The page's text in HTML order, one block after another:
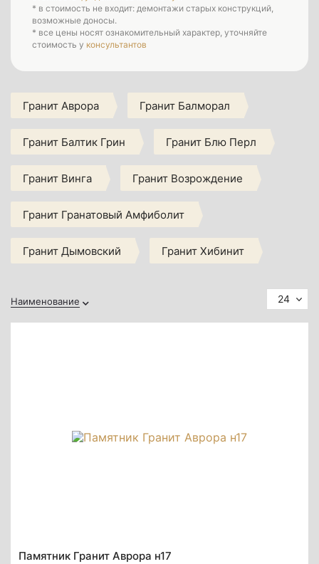
* в стоимость не входит: демонтажи старых конструкций,
возможные доносы.
* все цены носят ознакомительный характер, уточняйте
стоимость у консультантов
Гранит Аврора Гранит Балморал
Гранит Балтик Грин Гранит Блю Перл
Гранит Винга Гранит Возрождение
Гранит Гранатовый Амфиболит
Гранит Дымовский Гранит Хибинит
Наименование 24
Памятник Гранит Аврора н17